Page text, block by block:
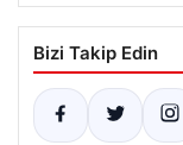
Bizi Takip Edin